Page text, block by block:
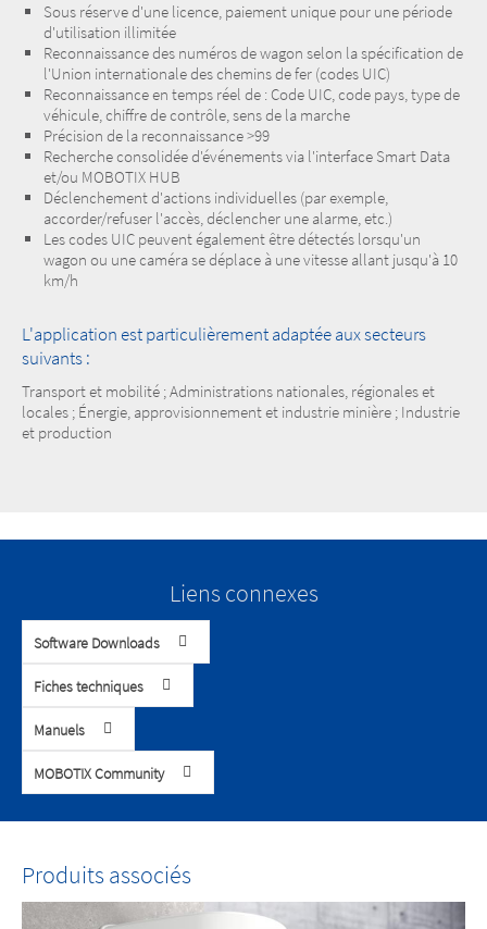
Sous réserve d'une licence, paiement unique pour une période
d'utilisation illimitée
Reconnaissance des numéros de wagon selon la spécification de
l'Union internationale des chemins de fer (codes UIC)
Reconnaissance en temps réel de : Code UIC, code pays, type de
véhicule, chiffre de contrôle, sens de la marche
Précision de la reconnaissance >99
Recherche consolidée d'événements via l'interface Smart Data
et/ou MOBOTIX HUB
Déclenchement d'actions individuelles (par exemple,
accorder/refuser l'accès, déclencher une alarme, etc.)
Les codes UIC peuvent également être détectés lorsqu'un
wagon ou une caméra se déplace à une vitesse allant jusqu'à 10
km/h
L'application est particulièrement adaptée aux secteurs
suivants :
Transport et mobilité ; Administrations nationales, régionales et
locales ; Énergie, approvisionnement et industrie minière ; Industrie
et production
Liens connexes
Software Downloads
Fiches techniques
Manuels
MOBOTIX Community
Produits associés